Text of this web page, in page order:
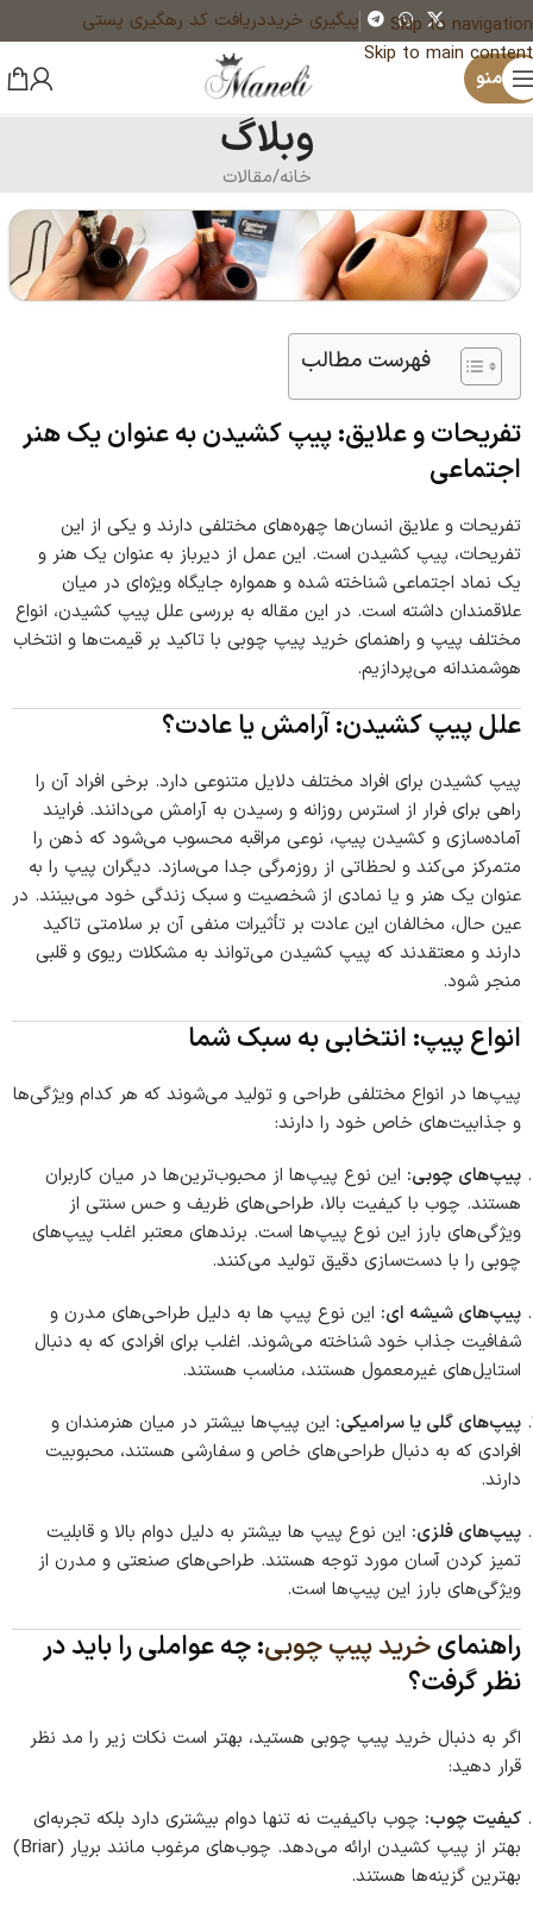
Skip to navigation
Skip to main content
پیگیری خریددریافت کد رهگیری پستی
منو
وبلاگ
خانه مقالات
فهرست مطالب
تفریحات و علایق: پیپ کشیدن به عنوان یک هنر
اجتماعی
تفریحات و علایق انسان‌ها چهره‌های مختلفی دارند و یکی از این
تفریحات، پیپ کشیدن است. این عمل از دیرباز به عنوان یک هنر و
یک نماد اجتماعی شناخته شده و همواره جایگاه ویژه‌ای در میان
علاقمندان داشته است. در این مقاله به بررسی علل پیپ کشیدن، انواع
مختلف پیپ و راهنمای خرید پیپ چوبی با تاکید بر قیمت‌ها و انتخاب
هوشمندانه می‌پردازیم.
علل پیپ کشیدن: آرامش یا عادت؟
پیپ کشیدن برای افراد مختلف دلایل متنوعی دارد. برخی افراد آن را
راهی برای فرار از استرس روزانه و رسیدن به آرامش می‌دانند. فرایند
آماده‌سازی و کشیدن پیپ، نوعی مراقبه محسوب می‌شود که ذهن را
متمرکز می‌کند و لحظاتی از روزمرگی جدا می‌سازد. دیگران پیپ را به
عنوان یک هنر و یا نمادی از شخصیت و سبک زندگی خود می‌بینند. در
عین حال، مخالفان این عادت بر تأثیرات منفی آن بر سلامتی تاکید
دارند و معتقدند که پیپ کشیدن می‌تواند به مشکلات ریوی و قلبی
منجر شود.
انواع پیپ: انتخابی به سبک شما
پیپ‌ها در انواع مختلفی طراحی و تولید می‌شوند که هر کدام ویژگی‌ها
و جذابیت‌های خاص خود را دارند:
پیپ‌های چوبی: این نوع پیپ‌ها از محبوب‌ترین‌ها در میان کاربران
هستند. چوب با کیفیت بالا، طراحی‌های ظریف و حس سنتی از
ویژگی‌های بارز این نوع پیپ‌ها است. برندهای معتبر اغلب پیپ‌های
چوبی را با دست‌سازی دقیق تولید می‌کنند.
پیپ‌های شیشه ای: این نوع پیپ ها به دلیل طراحی‌های مدرن و
شفافیت جذاب خود شناخته می‌شوند. اغلب برای افرادی که به دنبال
استایل‌های غیرمعمول هستند، مناسب هستند.
پیپ‌های گلی یا سرامیکی: این پیپ‌ها بیشتر در میان هنرمندان و
افرادی که به دنبال طراحی‌های خاص و سفارشی هستند، محبوبیت
دارند.
پیپ‌های فلزی: این نوع پیپ ها بیشتر به دلیل دوام بالا و قابلیت
تمیز کردن آسان مورد توجه هستند. طراحی‌های صنعتی و مدرن از
ویژگی‌های بارز این پیپ‌ها است.
راهنمایخرید پیپ چوبی: چه عواملی را باید در
نظر گرفت؟
اگر به دنبال خرید پیپ چوبی هستید، بهتر است نکات زیر را مد نظر
قرار دهید:
کیفیت چوب: چوب باکیفیت نه تنها دوام بیشتری دارد بلکه تجربه‌ای
بهتر از پیپ کشیدن ارائه می‌دهد. چوب‌های مرغوب مانند بریار (Briar)
بهترین گزینه‌ها هستند.